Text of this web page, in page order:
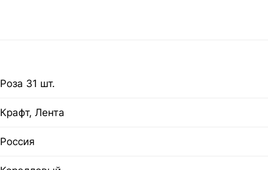
Роза 31 шт.
Крафт, Лента
Россия